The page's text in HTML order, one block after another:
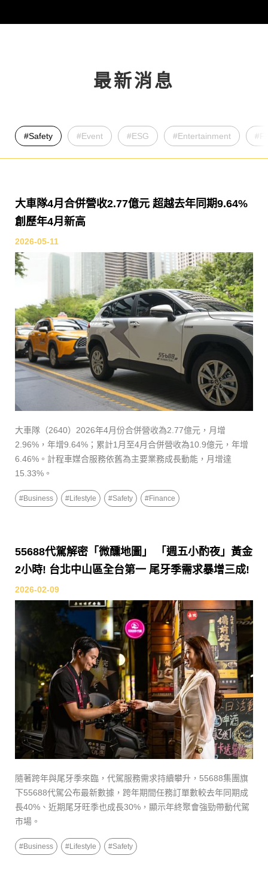
最新消息
#Safety #Event #ESG #Entertainment #
大車隊4月合併營收2.77億元 超越去年同期9.64%
創歷年4月新高
2026-05-11
大車隊（2640）2026年4月份合併營收為2.77億元，月增
2.96%，年增9.64%；累計1月至4月合併營收為10.9億元，年增
6.46%。計程車媒合服務依舊為主要業務成長動能，月增達
15.33%。
#Business #Lifestyle #Safety #Finance
55688代駕解密「微醺地圖」 「週五小酌夜」黃金
2小時! 台北中山區全台第一 尾牙季需求暴增三成!
2026-02-09
隨著跨年與尾牙季來臨，代駕服務需求持續攀升，55688集團旗
下55688代駕公布最新數據，跨年期間任務訂單數較去年同期成
長40%、近期尾牙旺季也成長30%，顯示年終聚會強勁帶動代駕
市場。
#Business #Lifestyle #Safety